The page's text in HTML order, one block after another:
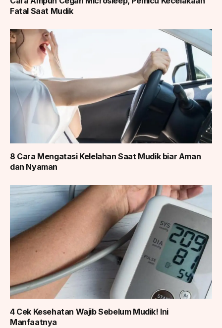
Fatal Saat Mudik
8 Cara Mengatasi Kelelahan Saat Mudik biar Aman
dan Nyaman
4 Cek Kesehatan Wajib Sebelum Mudik! Ini
Manfaatnya